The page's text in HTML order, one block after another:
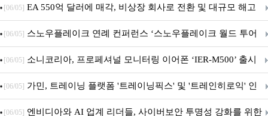
판매 파트너십 체결
[06/05] EA 550억 달러에 매각, 비상장 회사로 전환 및 대규모 해고
전망
[06/05] 스노우플레이크 연례 컨퍼런스 ‘스노우플레이크 월드 투어
서울’ 개최
[06/05] 소니코리아, 프로페셔널 모니터링 이어폰 ‘IER-M500’ 출시
[06/05] 가민, 트레이닝 플랫폼 '트레이닝픽스' 및 '트레인히로익' 인
수로 선수와 코치에 맞춤형 훈련 지원 확대
[06/05] 엔비디아와 AI 업계 리더들, 사이버보안 투명성 강화를 위한